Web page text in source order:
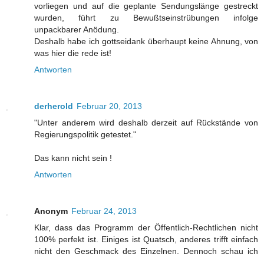
vorliegen und auf die geplante Sendungslänge gestreckt
wurden, führt zu Bewußtseinstrübungen infolge
unpackbarer Anödung.
Deshalb habe ich gottseidank überhaupt keine Ahnung, von
was hier die rede ist!
Antworten
derherold Februar 20, 2013
"Unter anderem wird deshalb derzeit auf Rückstände von
Regierungspolitik getestet."
Das kann nicht sein !
Antworten
Anonym Februar 24, 2013
Klar, dass das Programm der Öffentlich-Rechtlichen nicht
100% perfekt ist. Einiges ist Quatsch, anderes trifft einfach
nicht den Geschmack des Einzelnen. Dennoch schau ich